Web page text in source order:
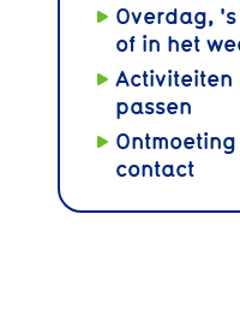
Overdag,
of in het
Activiteiten
passen
contact